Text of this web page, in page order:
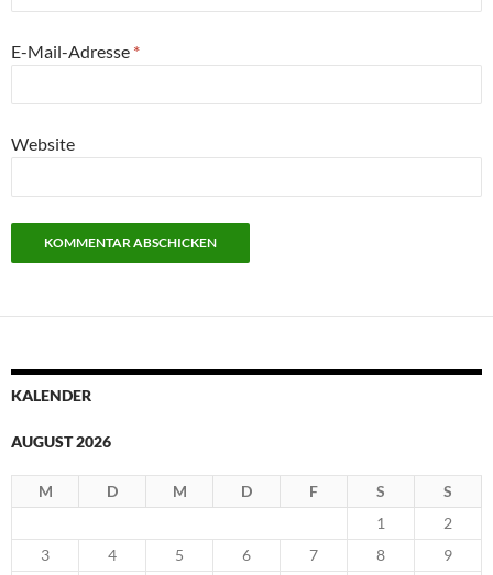
E-Mail-Adresse *
Website
KALENDER
AUGUST 2026
M D M D F S S
1
2
3
4 5 6 7 8
9